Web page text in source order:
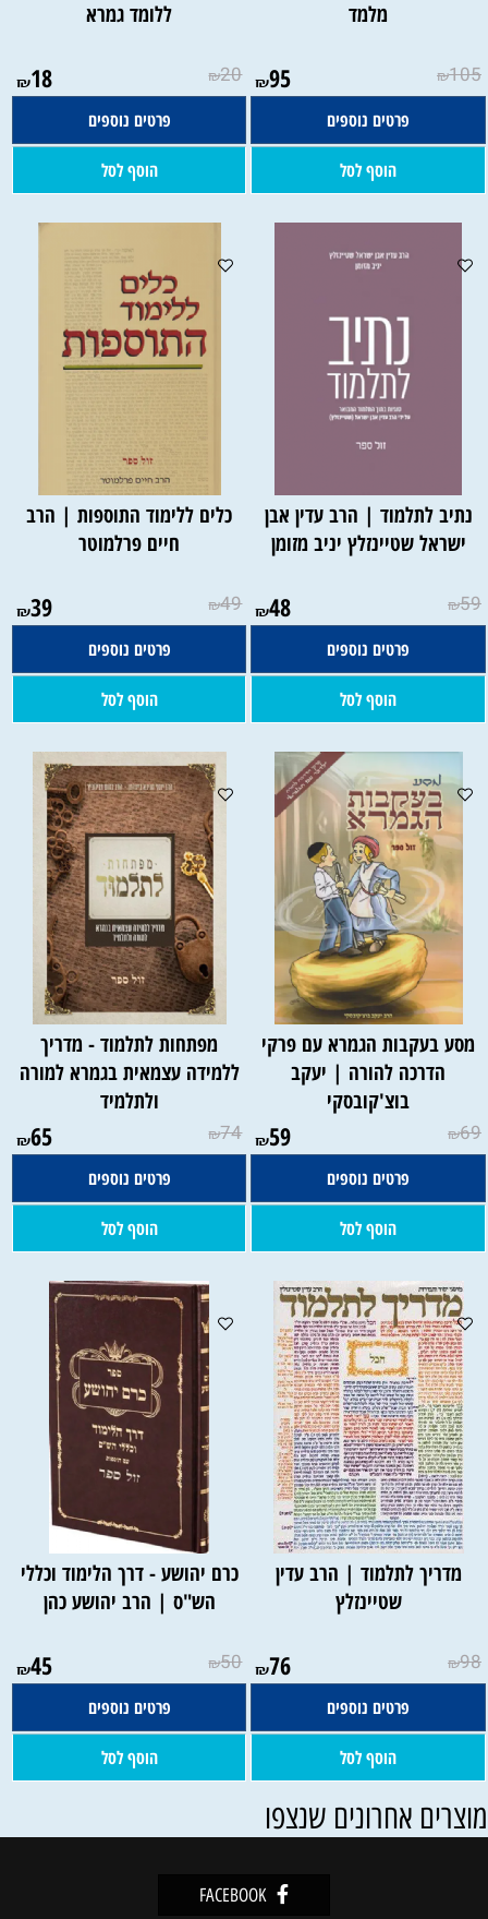
מלמד
₪105
₪95
פרטים נוספים
הוסף לסל
ללומד גמרא
₪20
₪18
פרטים נוספים
הוסף לסל
נתיב לתלמוד | הרב עדין אבן
ישראל שטיינזלץ יניב מזומן
₪59
₪48
פרטים נוספים
הוסף לסל
כלים ללימוד התוספות | הרב
חיים פרלמוטר
₪49
₪39
פרטים נוספים
הוסף לסל
מסע בעקבות הגמרא עם פרקי
הדרכה להורה | יעקב
בוצ'קובסקי
₪69
₪59
פרטים נוספים
הוסף לסל
מפתחות לתלמוד - מדריך
ללמידה עצמאית בגמרא למורה
ולתלמיד
₪74
₪65
פרטים נוספים
הוסף לסל
מדריך לתלמוד | הרב עדין
שטיינזלץ
₪98
₪76
פרטים נוספים
הוסף לסל
כרם יהושע - דרך הלימוד וכללי
הש"ס | הרב יהושע כהן
₪50
₪45
פרטים נוספים
הוסף לסל
אחרונים שנצפו
FACEBOOK